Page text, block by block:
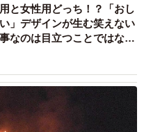
と女性用どっち！？「おし
」デザインが生む笑えない
なのは目立つことではな